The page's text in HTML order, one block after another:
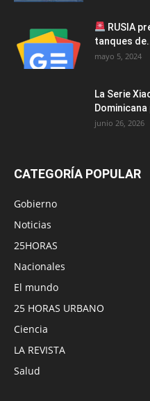
RUSIA
tanques
mayo 5, 2024
La Serie
junio 26, 2026
CATEGORÍA POPULAR
Gobierno
Noticias
25HORAS
Nacionales
El mundo
25 HORAS URBANO
Ciencia
LA REVISTA
Salud